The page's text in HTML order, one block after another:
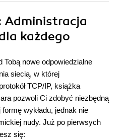
Administracja
każdego
Tobą nowe odpowiedzialne
siecią, w której
TCP/IP, książka
pozwoli Ci zdobyć niezbędną
formę wykładu, jednak nie
nudy. Już po pierwsych
się: